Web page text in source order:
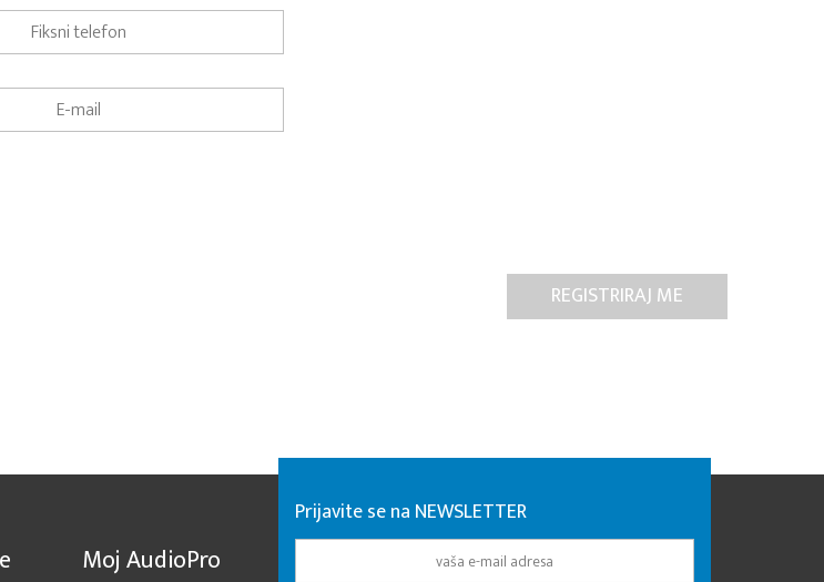
Moj AudioPro
Prijavite se na NEWSLETTER